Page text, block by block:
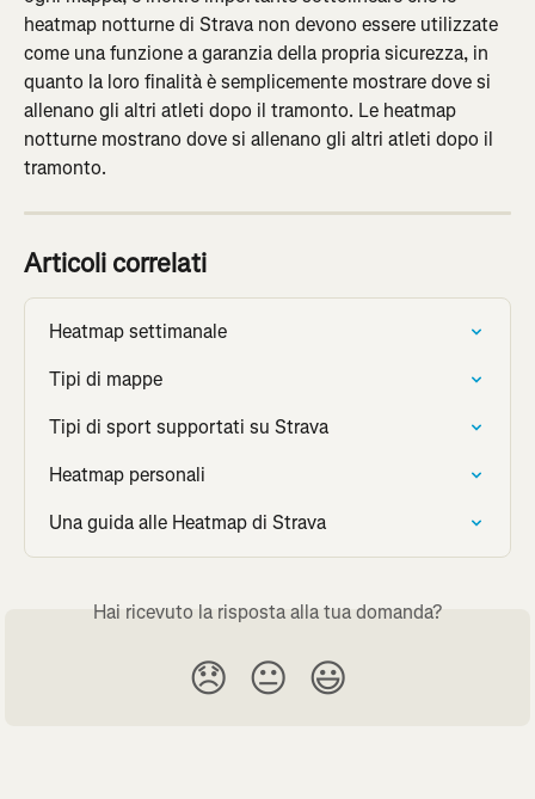
heatmap notturne di Strava non devono essere utilizzate
come una funzione a garanzia della propria sicurezza, in
quanto la loro finalità è semplicemente mostrare dove si
allenano gli altri atleti dopo il tramonto. Le heatmap
notturne mostrano dove si allenano gli altri atleti dopo il
tramonto.
Articoli correlati
Heatmap settimanale
Tipi di mappe
Tipi di sport supportati su Strava
Heatmap personali
Una guida alle Heatmap di Strava
Hai ricevuto la risposta alla tua domanda?
😞 😐 😃